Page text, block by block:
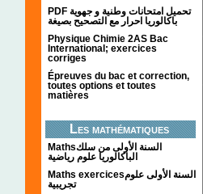
PDF تحميل امتحانات وطنية و جهوية
باكالوريا احرار مع التصحيح بصيغة
Physique Chimie 2AS Bac
International; exercices
corriges
Épreuves du bac et correction,
toutes options et toutes
matières
Les mathématiques
Mathsالسنة الأولى من سلك
الباكالوريا علوم رياضية
Maths exercicesالسنة الأولى علوم
تجريبية